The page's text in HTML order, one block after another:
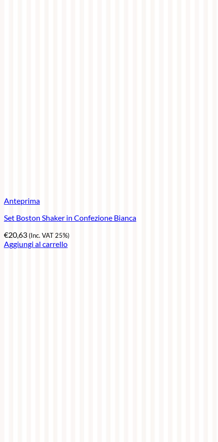
Anteprima
Set Boston Shaker in Confezione Bianca
€20,63(Inc. VAT 25%)
Aggiungi al carrello